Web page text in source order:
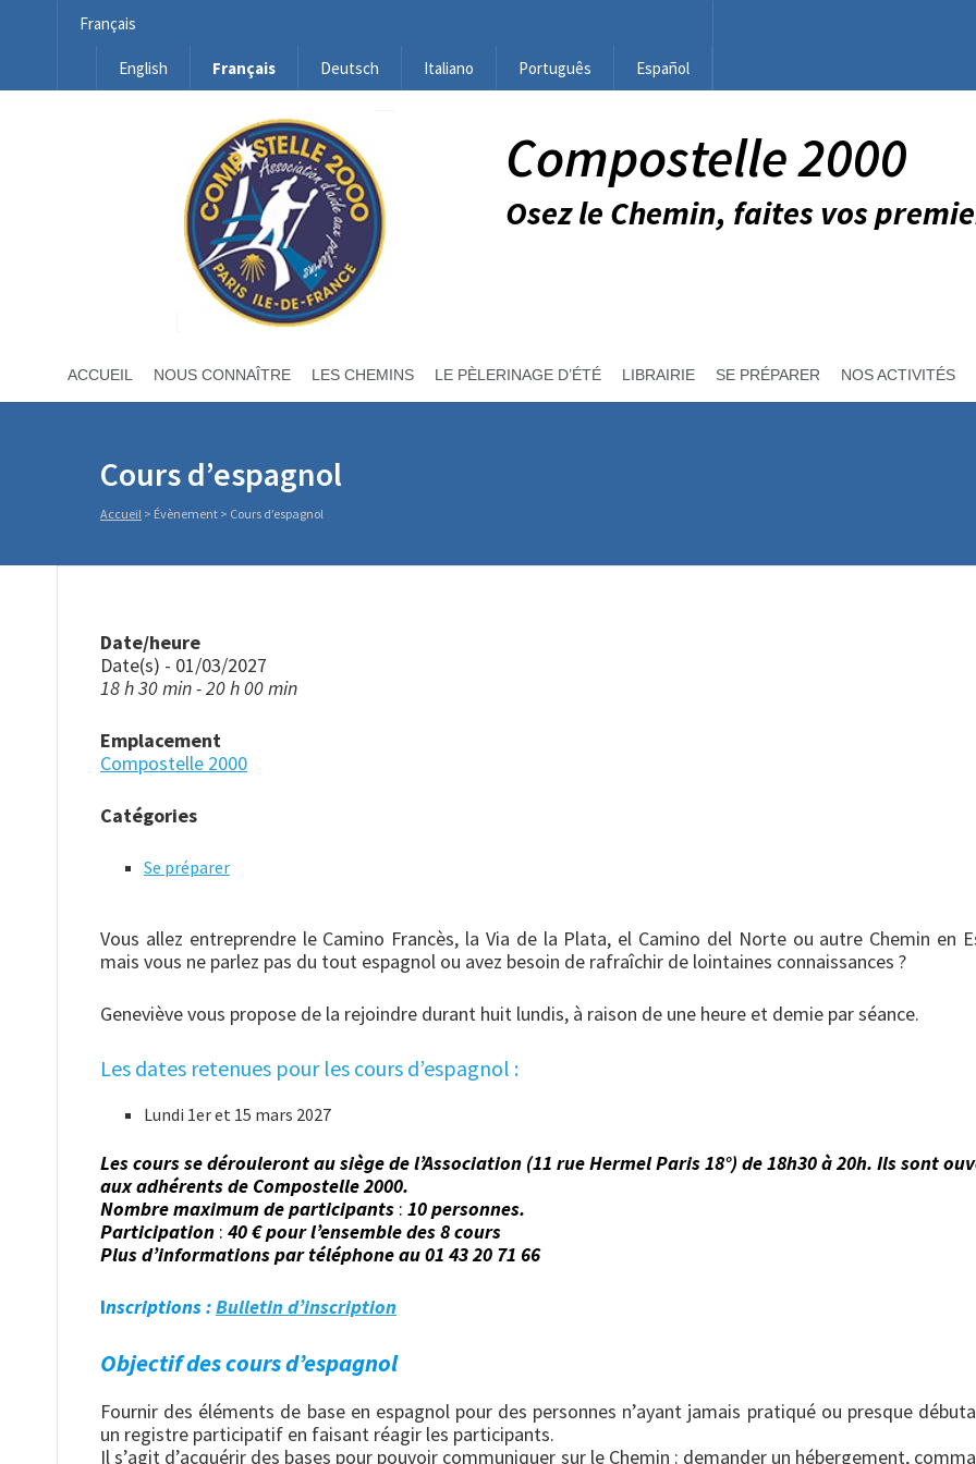
Français
English Français Deutsch Italiano Português Español
Compostelle 2000
Osez le Chemin, faites vos
ACCUEIL NOUS CONNAÎTRE LES CHEMINS LE PÈLERINAGE D’ÉTÉ LIBRAIRIE SE PRÉPARER NOS ACTIVITÉS
Cours d’espagnol
Accueil > Évènement > Cours d’espagnol
Date/heure
Date(s) - 01/03/2027
18 h 30 min - 20 h 00 min
Emplacement
Compostelle 2000
Catégories
Se préparer
Vous allez entreprendre le Camino Francès, la Via de la Plata, el Camino del Norte ou autre Chemin en
mais vous ne parlez pas du tout espagnol ou avez besoin de rafraîchir de lointaines connaissances ?
Geneviève vous propose de la rejoindre durant huit lundis, à raison de une heure et demie par séance.
Les dates retenues pour les cours d’espagnol :
Lundi 1er et 15 mars 2027
Les cours se dérouleront au siège de l’Association (11 rue Hermel Paris 18°) de 18h30 à 20h. Ils sont
aux adhérents de Compostelle 2000.
Nombre maximum de participants : 10 personnes.
Participation : 40 € pour l’ensemble des 8 cours
Plus d’informations par téléphone au 01 43 20 71 66
Inscriptions:Bulletin d’inscription
Objectif des cours d’espagnol
Fournir des éléments de base en espagnol pour des personnes n’ayant jamais pratiqué ou presque
un registre participatif en faisant réagir les participants.
Il s’agit d’acquérir des bases pour pouvoir communiquer sur le Chemin : demander un hébergement,